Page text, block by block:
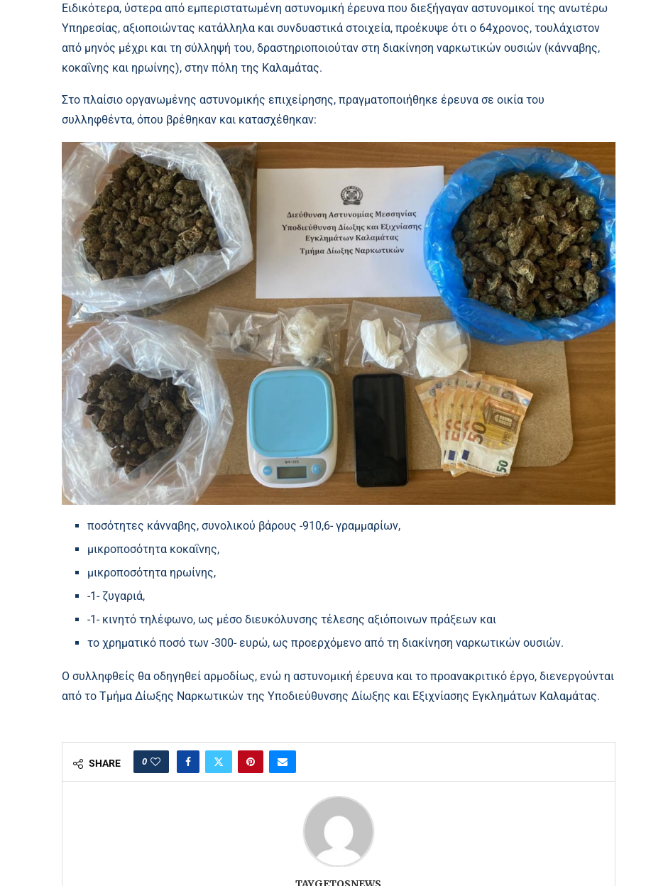
Ειδικότερα, ύστερα από εμπεριστατωμένη αστυνομική έρευνα που διεξήγαγαν αστυνομικοί της ανωτέρω
Υπηρεσίας, αξιοποιώντας κατάλληλα και συνδυαστικά στοιχεία, προέκυψε ότι ο 64χρονος, τουλάχιστον
από μηνός μέχρι και τη σύλληψή του, δραστηριοποιούταν στη διακίνηση ναρκωτικών ουσιών (κάνναβης,
κοκαΐνης και ηρωίνης), στην πόλη της Καλαμάτας.
Στο πλαίσιο οργανωμένης αστυνομικής επιχείρησης, πραγματοποιήθηκε έρευνα σε οικία του
συλληφθέντα, όπου βρέθηκαν και κατασχέθηκαν:
ποσότητες κάνναβης, συνολικού βάρους -910,6- γραμμαρίων,
μικροποσότητα κοκαΐνης,
μικροποσότητα ηρωίνης,
-1- ζυγαριά,
-1- κινητό τηλέφωνο, ως μέσο διευκόλυνσης τέλεσης αξιόποινων πράξεων και
το χρηματικό ποσό των -300- ευρώ, ως προερχόμενο από τη διακίνηση ναρκωτικών ουσιών.
Ο συλληφθείς θα οδηγηθεί αρμοδίως, ενώ η αστυνομική έρευνα και το προανακριτικό έργο, διενεργούνται
από το Τμήμα Δίωξης Ναρκωτικών της Υποδιεύθυνσης Δίωξης και Εξιχνίασης Εγκλημάτων Καλαμάτας.
SHARE 0